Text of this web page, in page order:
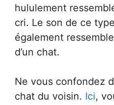
hululement
cri. Le son de ce
également
d’un chat.
Ne vous confondez
chat du voisin. Ici,